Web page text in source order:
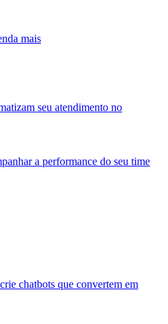
mais
seu atendimento no
a performance do seu time
chatbots que convertem em